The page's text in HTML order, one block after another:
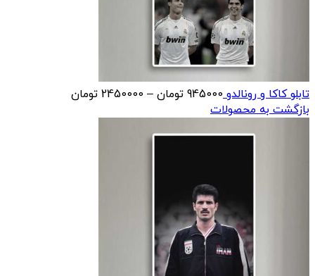
تابلو کاکا و رونالدو945000 تومان –
2450000 تومانمحدوده
بازگشت به محصولات